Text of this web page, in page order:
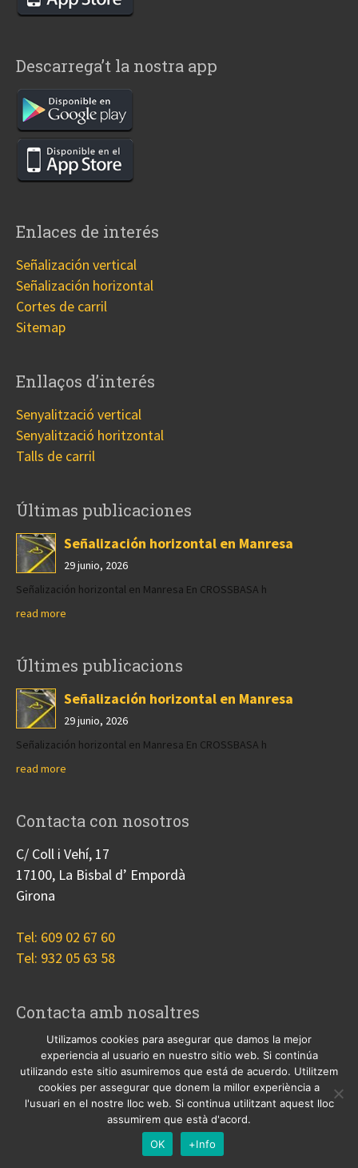
Descarrega’t la nostra app
Enlaces de interés
Señalización vertical
Señalización horizontal
Cortes de carril
Sitemap
Enllaços d’interés
Senyalització vertical
Senyalització horitzontal
Talls de carril
Últimas publicaciones
Señalización horizontal en Manresa
29 junio, 2026
Señalización horizontal en Manresa En CROSSBASA h
read more
Últimes publicacions
Señalización horizontal en Manresa
29 junio, 2026
Señalización horizontal en Manresa En CROSSBASA h
read more
Contacta con nosotros
C/ Coll i Vehí, 17
17100, La Bisbal d’ Empordà
Girona
Tel: 609 02 67 60
Tel: 932 05 63 58
Contacta amb nosaltres
C/ Coll i Vehí, 17
17100, La Bisbal d’ Empordà
Tel: 609 02 67 60
Tel: 932 05 63 58
Utilizamos cookies para asegurar que damos la mejor
experiencia al usuario en nuestro sitio web. Si continúa
utilizando este sitio asumiremos que está de acuerdo. Utilitzem
cookies per assegurar que donem la millor experiència a
l'usuari en el nostre lloc web. Si continua utilitzant aquest lloc
assumirem que està d'acord.
OK
+Info